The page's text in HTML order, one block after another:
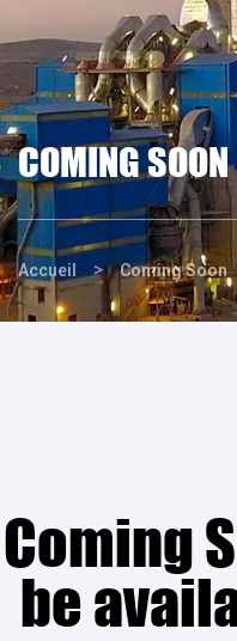
COMING SOON
Accueil > Coming Soon
Coming
be